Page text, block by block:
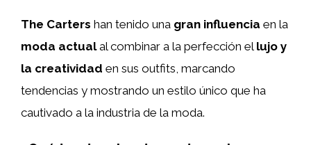
The Carters han tenido una gran influencia en la
moda actualal combinar a la perfección el lujo y
la creatividad en sus outfits, marcando
tendencias y mostrando un estilo único que ha
cautivado a la industria de la moda.